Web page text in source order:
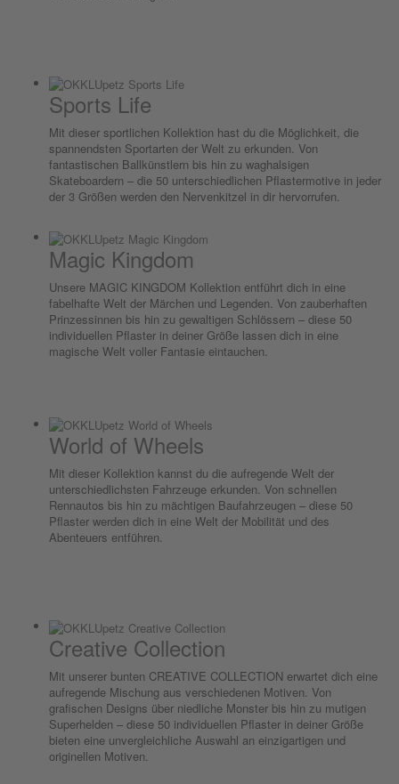
Sports Life
Mit dieser sportlichen Kollektion hast du die Möglichkeit, die
spannendsten Sportarten der Welt zu erkunden. Von
fantastischen Ballkünstlern bis hin zu waghalsigen
Skateboardern – die 50 unterschiedlichen Pflastermotive in jeder
der 3 Größen werden den Nervenkitzel in dir hervorrufen.
Magic Kingdom
Unsere MAGIC KINGDOM Kollektion entführt dich in eine
fabelhafte Welt der Märchen und Legenden. Von zauberhaften
Prinzessinnen bis hin zu gewaltigen Schlössern – diese 50
individuellen Pflaster in deiner Größe lassen dich in eine
magische Welt voller Fantasie eintauchen.
World of Wheels
Mit dieser Kollektion kannst du die aufregende Welt der
unterschiedlichsten Fahrzeuge erkunden. Von schnellen
Rennautos bis hin zu mächtigen Baufahrzeugen – diese 50
Pflaster werden dich in eine Welt der Mobilität und des
Abenteuers entführen.
Creative Collection
Mit unserer bunten CREATIVE COLLECTION erwartet dich eine
aufregende Mischung aus verschiedenen Motiven. Von
grafischen Designs über niedliche Monster bis hin zu mutigen
Superhelden – diese 50 individuellen Pflaster in deiner Größe
bieten eine unvergleichliche Auswahl an einzigartigen und
originellen Motiven.